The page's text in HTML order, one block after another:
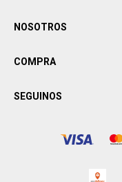
NOSOTROS
COMPRA
SEGUINOS